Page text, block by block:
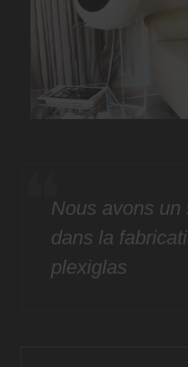
Nous avons un
dans la
plexiglas